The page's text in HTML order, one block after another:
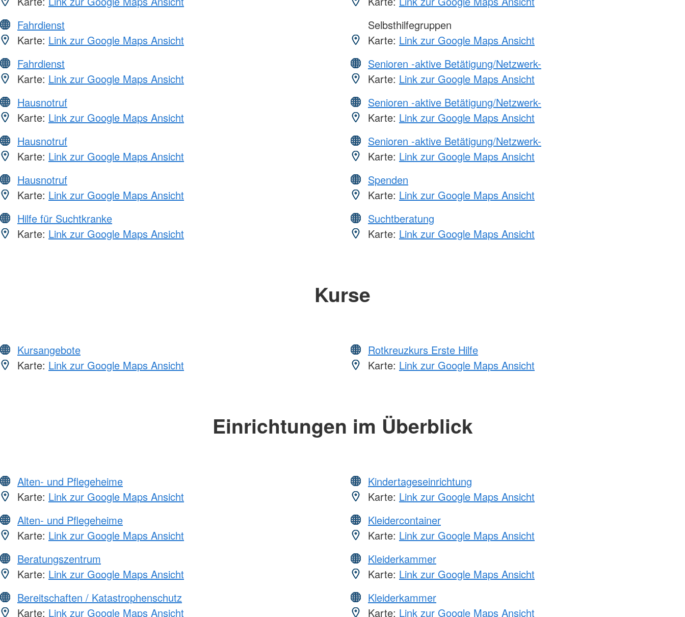
Fahrdienst
Karte: Link zur Google Maps Ansicht
Fahrdienst
Karte: Link zur Google Maps Ansicht
Hausnotruf
Karte: Link zur Google Maps Ansicht
Hausnotruf
Karte: Link zur Google Maps Ansicht
Hausnotruf
Karte: Link zur Google Maps Ansicht
Hilfe für Suchtkranke
Karte: Link zur Google Maps Ansicht
Selbsthilfegruppen
Karte: Link zur Google Maps Ansicht
Senioren -aktive Betätigung/Netzwerk-
Karte: Link zur Google Maps Ansicht
Senioren -aktive Betätigung/Netzwerk-
Karte: Link zur Google Maps Ansicht
Senioren -aktive Betätigung/Netzwerk-
Karte: Link zur Google Maps Ansicht
Spenden
Karte: Link zur Google Maps Ansicht
Suchtberatung
Karte: Link zur Google Maps Ansicht
Kurse
Kursangebote
Karte: Link zur Google Maps Ansicht
Rotkreuzkurs Erste Hilfe
Karte: Link zur Google Maps Ansicht
Einrichtungen im Überblick
Alten- und Pflegeheime
Karte: Link zur Google Maps Ansicht
Alten- und Pflegeheime
Karte: Link zur Google Maps Ansicht
Beratungszentrum
Karte: Link zur Google Maps Ansicht
Bereitschaften / Katastrophenschutz
Karte: Link zur Google Maps Ansicht
Kindertageseinrichtung
Karte: Link zur Google Maps Ansicht
Kleidercontainer
Karte: Link zur Google Maps Ansicht
Kleiderkammer
Karte: Link zur Google Maps Ansicht
Kleiderkammer
Karte: Link zur Google Maps Ansicht